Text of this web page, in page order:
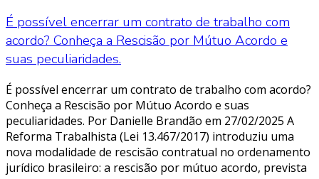
É possível encerrar um contrato de trabalho com
acordo? Conheça a Rescisão por Mútuo Acordo e
suas peculiaridades.
É possível encerrar um contrato de trabalho com acordo?
Conheça a Rescisão por Mútuo Acordo e suas
peculiaridades. Por Danielle Brandão em 27/02/2025 A
Reforma Trabalhista (Lei 13.467/2017) introduziu uma
nova modalidade de rescisão contratual no ordenamento
jurídico brasileiro: a rescisão por mútuo acordo, prevista